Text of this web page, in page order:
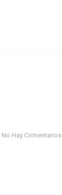
No Hay Comentarios